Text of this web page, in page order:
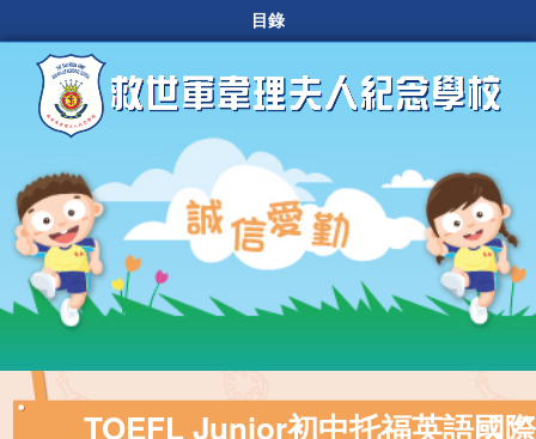
目錄
TOEFL Junior初中托福英語國